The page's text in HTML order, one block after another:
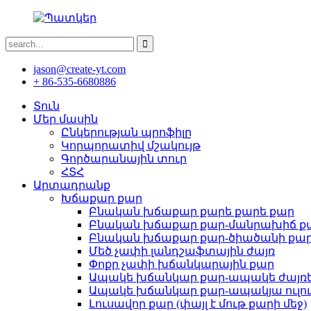
jason@create-yt.com
+ 86-535-6680886
Տուն
Մեր մասին
Ընկերության պրոֆիլը
Կորպորատիվ մշակույթ
Գործարանային տուր
ՀՏՀ
Արտադրանք
Խճաքար քար
Բնական խճաքար քարե քարե քար
Բնական խճաքար քար-մանրախիճ
Բնական խճաքար քար-ծիածանի
Մեծ չափի լանդշաֆտային ժայռ
Փոքր չափի խճանկարային քար
Ապակե խճանկար քար-ապակե
Ապակե խճանկար քար-ապակյա
Լուսավոր քար (փայլ է մութ քարի մեջ)